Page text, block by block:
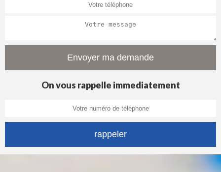
On vous rappelle immediatement